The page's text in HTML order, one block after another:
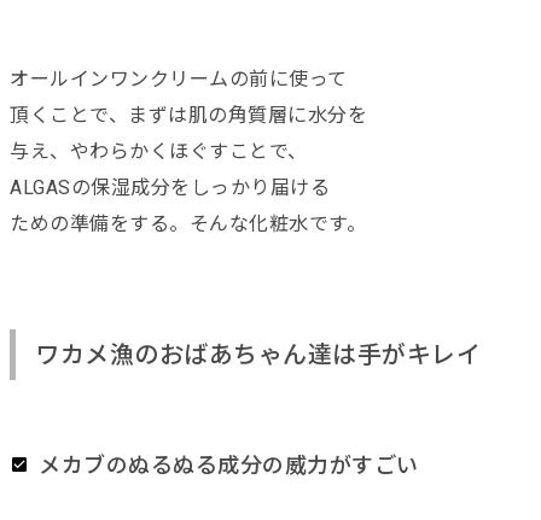
オールインワンクリームの前に使って
頂くことで、まずは肌の角質層に水分を
与え、やわらかくほぐすことで、
ALGASの保湿成分をしっかり届ける
ための準備をする。そんな化粧水です。
ワカメ漁のおばあちゃん達は手がキレイ
メカブのぬるぬる成分の威力がすごい